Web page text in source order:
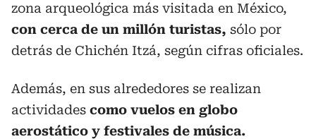
zona arqueológica más visitada en México,
con cerca de un millón turistas, sólo por
detrás de Chichén Itzá, según cifras oficiales.
Además, en sus alrededores se realizan
actividades como vuelos en globo
aerostático y festivales de música.